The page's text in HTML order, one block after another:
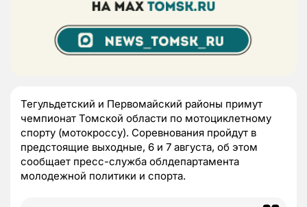
Тегульдетский и Первомайский районы примут
чемпионат Томской области по мотоциклетному
спорту (мотокроссу). Соревнования пройдут в
предстоящие выходные, 6 и 7 августа, об этом
сообщает пресс-служба облдепартамента
молодежной политики и спорта.